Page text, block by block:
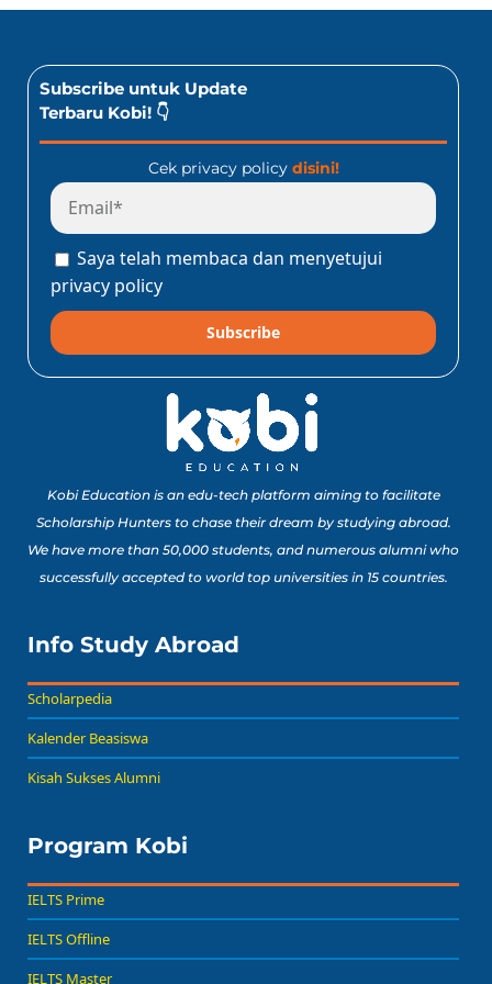
Subscribe untuk Update
Terbaru Kobi! 👇
Cek privacy policy disini!
Saya telah membaca dan menyetujui
privacy policy
Subscribe
Kobi Education is an edu-tech platform aiming to facilitate
Scholarship Hunters to chase their dream by studying abroad.
We have more than 50,000 students, and numerous alumni who
successfully accepted to world top universities in 15 countries.
Info Study Abroad
Scholarpedia
Kalender Beasiswa
Kisah Sukses Alumni
Program Kobi
IELTS Prime
IELTS Offline
IELTS Master